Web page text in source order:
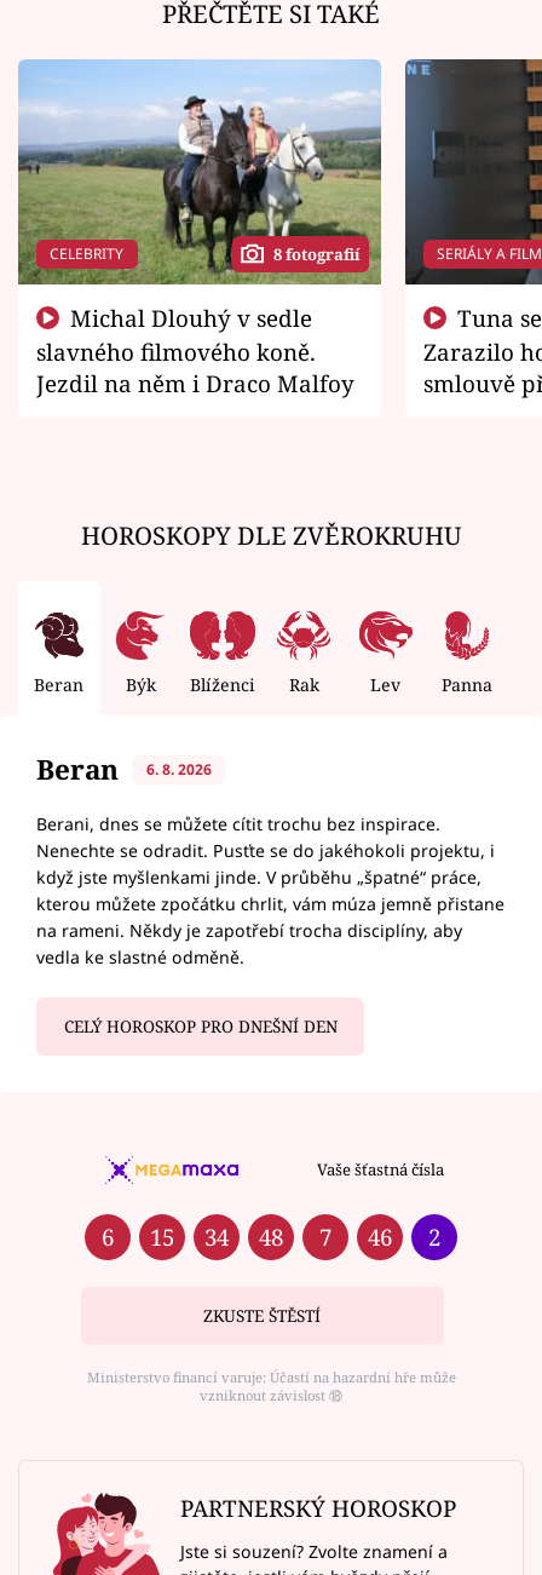
PŘEČTĚTE SI TAKÉ
CELEBRITY 8 fotografií
slavného filmového koně.
Jezdil na něm i Draco Malfoy
SERIÁLY A
Zarazilo
smlouvě
HOROSKOPY DLE ZVĚROKRUHU
Beran Býk Blíženci Rak Lev Panna
Beran 6. 8. 2026
Berani, dnes se můžete cítit trochu bez inspirace.
Nenechte se odradit. Pusťte se do jakéhokoli projektu, i
když jste myšlenkami jinde. V průběhu „špatné“ práce,
kterou můžete zpočátku chrlit, vám múza jemně přistane
na rameni. Někdy je zapotřebí trocha disciplíny, aby
vedla ke slastné odměně.
CELÝ HOROSKOP PRO DNEŠNÍ DEN
Vaše šťastná čísla
6 15 34 48 7 46 2
ZKUSTE ŠTĚSTÍ
Ministerstvo financí varuje: Účastí na hazardní hře může
vzniknout závislost ⑱
PARTNERSKÝ HOROSKOP
Jste si souzení? Zvolte znamení a